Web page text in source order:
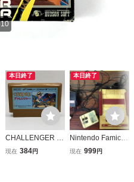
10
本日終了
CHALLENGER チ
ャレンジャー 198
現在 384円
本日終了
Nintendo Famico
m console tested
現在 999円